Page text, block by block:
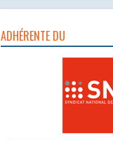
ADHÉRENTE DU